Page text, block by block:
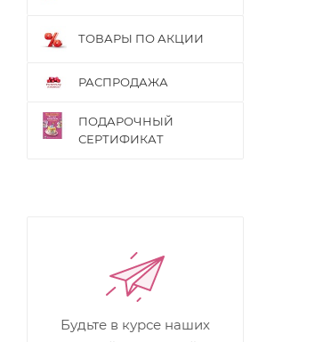
ТОВАРЫ ПО АКЦИИ
РАСПРОДАЖА
ПОДАРОЧНЫЙ
СЕРТИФИКАТ
Будьте в курсе наших